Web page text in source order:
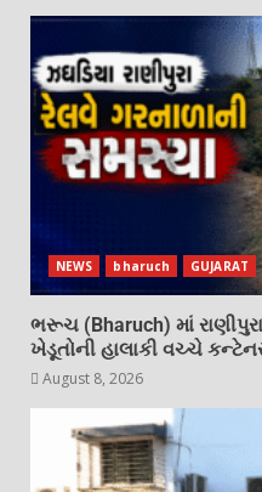
NEWS bharuch GUJARAT
ભરૂચ (Bharuch) માં
ખેડૂતોની હાલાકી વચ્ચે
August 8, 2026